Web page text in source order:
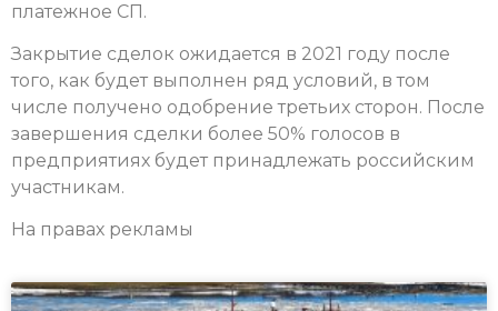
платежное СП.
Закрытие сделок ожидается в 2021 году после
того, как будет выполнен ряд условий, в том
числе получено одобрение третьих сторон. После
завершения сделки более 50% голосов в
предприятиях будет принадлежать российским
участникам.
На правах рекламы